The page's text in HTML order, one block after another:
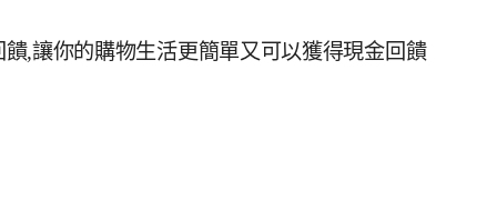
,讓你的購物生活更簡單又可以獲得現金回饋